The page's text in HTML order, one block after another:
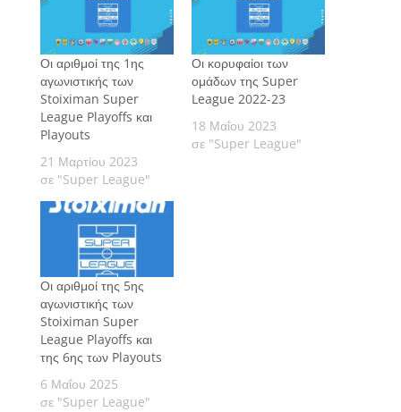
Οι αριθμοί της 1ης
αγωνιστικής των
Stoiximan Super
League Playoffs και
Playouts
21 Μαρτίου 2023
σε "Super League"
Οι κορυφαίοι των
ομάδων της Super
League 2022-23
18 Μαΐου 2023
σε "Super League"
Οι αριθμοί της 5ης
αγωνιστικής των
Stoiximan Super
League Playoffs και
της 6ης των Playouts
6 Μαΐου 2025
σε "Super League"